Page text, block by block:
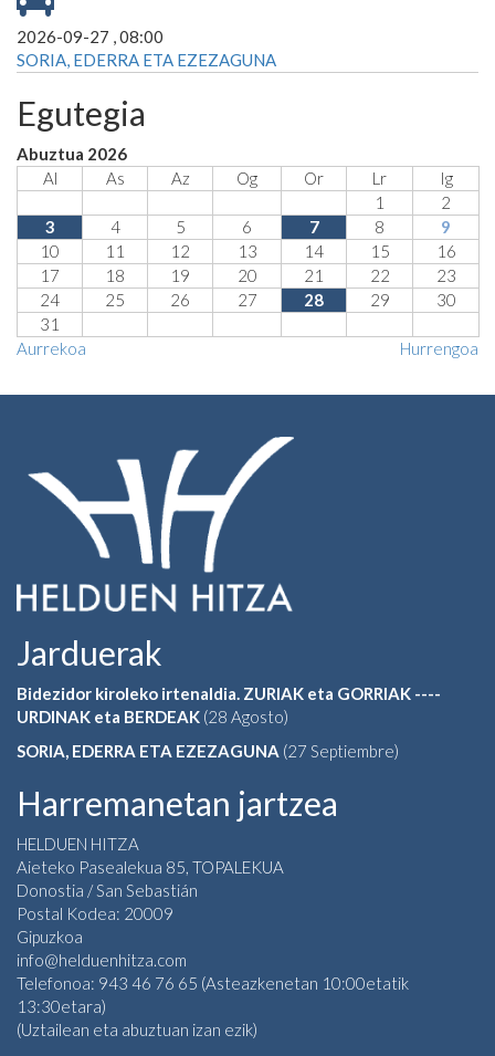
2026-09-27 , 08:00
SORIA, EDERRA ETA EZEZAGUNA
Egutegia
Abuztua 2026
Al
As Az Og Or Lr
Ig
1
2
3
4 5 6 7 8
9
10
11 12 13 14 15
16
17
18 19 20 21 22
23
24
25 26 27 28 29
30
31
Aurrekoa
Hurrengoa
Jarduerak
Bidezidor kiroleko irtenaldia. ZURIAK eta GORRIAK ----
URDINAK eta BERDEAK (28 Agosto)
SORIA, EDERRA ETA EZEZAGUNA (27 Septiembre)
Harremanetan jartzea
HELDUEN HITZA
Aieteko Pasealekua 85, TOPALEKUA
Donostia / San Sebastián
Postal Kodea: 20009
Gipuzkoa
info@helduenhitza.com
Telefonoa: 943 46 76 65 (Asteazkenetan 10:00etatik
13:30etara)
(Uztailean eta abuztuan izan ezik)